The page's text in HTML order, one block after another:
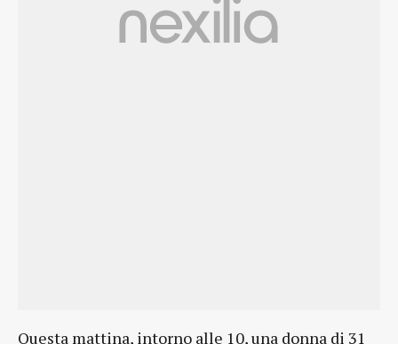
Questa mattina, intorno alle 10, una donna di 31